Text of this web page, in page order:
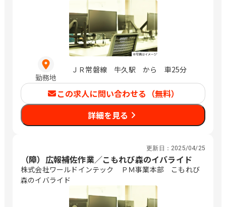
勤務地
ＪＲ常磐線 牛久駅 から 車25分
この求人に問い合わせる（無料）
詳細を見る
更新日： 2025/04/25
（障）広報補佐作業／こもれび森のイバライド
株式会社ワールドインテック ＰＭ事業本部 こもれび
森のイバライド